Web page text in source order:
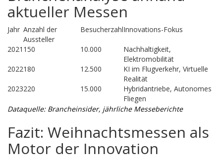
aktueller Messen
Jahr Anzahl der
Aussteller
BesucherzahlInnovations-Fokus
2021 150 10.000
Nachhaltigkeit,
Elektromobilität
2022180 12.500
KI im Flugverkehr, Virtuelle
Realität
2023220 15.000
Hybridantriebe, Autonomes
Fliegen
Dataquelle: Brancheinsider, jährliche Messeberichte
Fazit: Weihnachtsmessen als
Motor der Innovation